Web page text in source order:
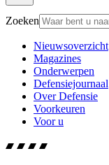
Zoeken
Nieuwsoverzicht
Magazines
Onderwerpen
Defensiejournaal
Over Defensie
Voorkeuren
Voor u